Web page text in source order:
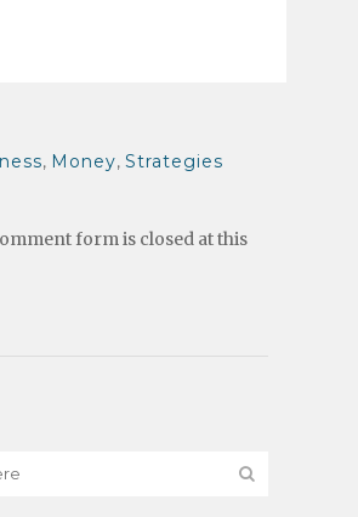
, Money, Strategies
form is closed at this